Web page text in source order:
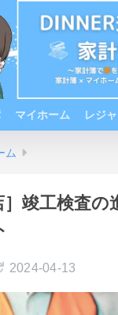
マイホーム レジ
ム
］竣工検査
2024-04-13